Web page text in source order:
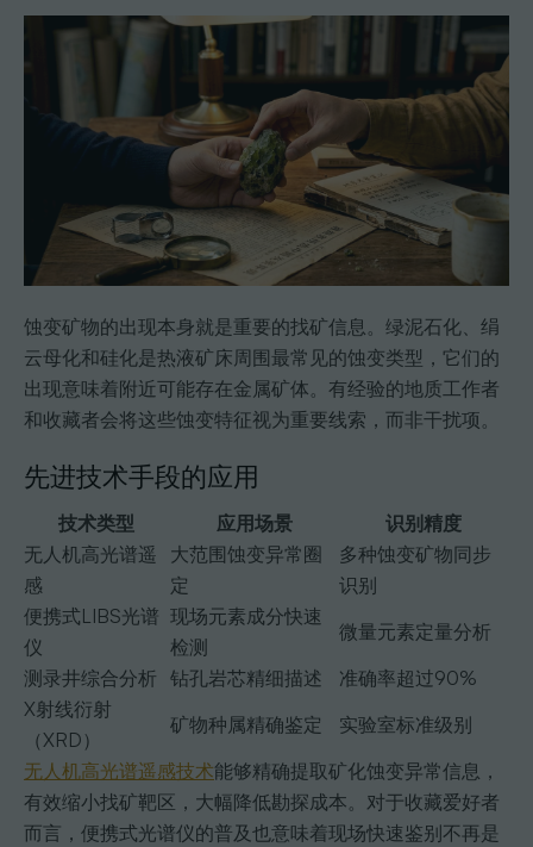
蚀变矿物的出现本身就是重要的找矿信息。绿泥石化、绢
云母化和硅化是热液矿床周围最常见的蚀变类型，它们的
出现意味着附近可能存在金属矿体。有经验的地质工作者
和收藏者会将这些蚀变特征视为重要线索，而非干扰项。
先进技术手段的应用
技术类型 应用场景
识别精度
无人机高光谱遥
感
大范围蚀变异常圈
定
多种蚀变矿物同步
识别
便携式LIBS光谱
仪
现场元素成分快速
检测
微量元素定量分析
测录井综合分析 钻孔岩芯精细描述
准确率超过90%
X射线衍射
（XRD）
矿物种属精确鉴定
实验室标准级别
无人机高光谱遥感技术能够精确提取矿化蚀变异常信息，
有效缩小找矿靶区，大幅降低勘探成本。对于收藏爱好者
而言，便携式光谱仪的普及也意味着现场快速鉴别不再是